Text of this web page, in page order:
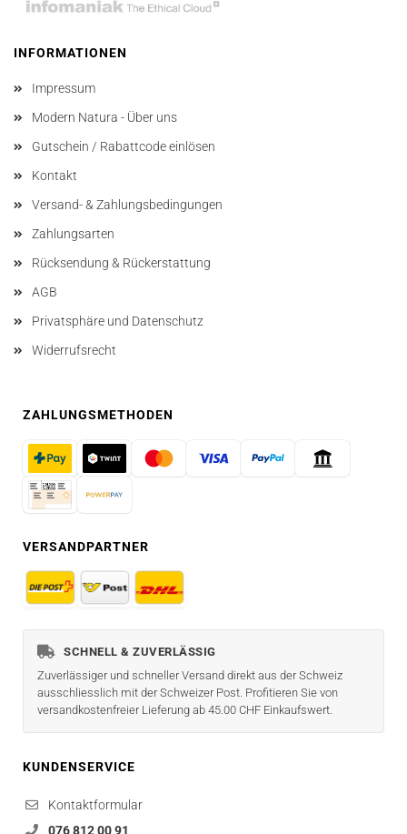
INFORMATIONEN
Impressum
Modern Natura - Über uns
Gutschein / Rabattcode einlösen
Kontakt
Versand- & Zahlungsbedingungen
Zahlungsarten
Rücksendung & Rückerstattung
AGB
Privatsphäre und Datenschutz
Widerrufsrecht
ZAHLUNGSMETHODEN
VERSANDPARTNER
SCHNELL & ZUVERLÄSSIG
Zuverlässiger und schneller Versand direkt aus der Schweiz
ausschliesslich mit der Schweizer Post. Profitieren Sie von
versandkostenfreier Lieferung ab 45.00 CHF Einkaufswert.
KUNDENSERVICE
Kontaktformular
076 812 00 91